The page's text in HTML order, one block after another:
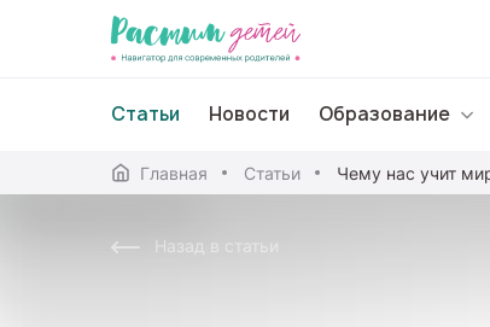
Статьи Новости Образование
Главная Статьи
Назад в статьи